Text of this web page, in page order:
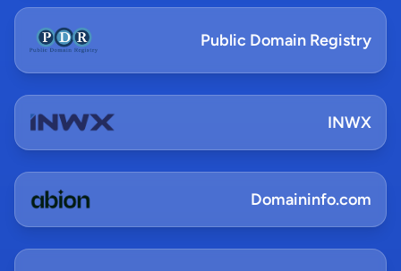
Public Domain Registry
INWX
Domaininfo.com